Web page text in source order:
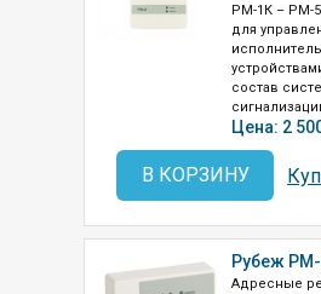
РМ-1К – РМ-
для
состав
Цена: 2
В КОРЗИНУ
Рубеж РМ-
Адресные